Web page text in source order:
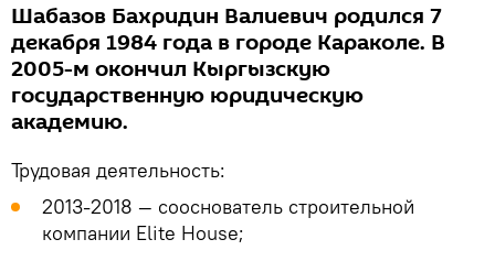
Шабазов Бахридин Валиевич родился 7
декабря 1984 года в городе Караколе. В
2005-м окончил Кыргызскую
государственную юридическую
академию.
Трудовая деятельность:
2013-2018 — сооснователь строительной
компании Elite House;